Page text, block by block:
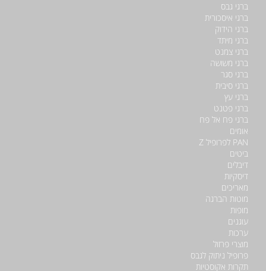
ברגי גבס
ברגי איסכורית
ברגי הידוק
ברגי מיתד
ברגי צמנט
ברגי משושה
ברגי סגר
ברגי סיבית
ברגי עץ
ברגי פטנט
ברגי פח אל פח
אומים
PAN לפרופיל Z
ביטים
דיבלים
דיסקיות
מאריכים
מוטות הברגה
מופות
עוגנים
ערכות
מוצרי פרזול
פרופיל ניתוק לגבס
תקרות אקוסטיות